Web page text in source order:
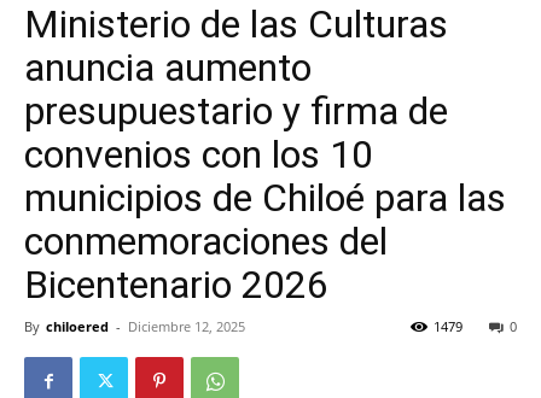
Ministerio de las Culturas
anuncia aumento
presupuestario y firma de
convenios con los 10
municipios de Chiloé para las
conmemoraciones del
Bicentenario 2026
By chiloered - Diciembre 12, 2025 0
1479